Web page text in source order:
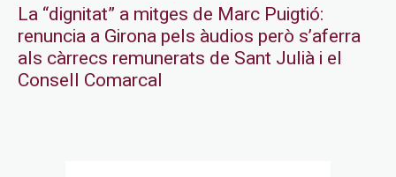
La “dignitat” a mitges de Marc Puigtió:
renuncia a Girona pels àudios però s’aferra
als càrrecs remunerats de Sant Julià i el
Consell Comarcal